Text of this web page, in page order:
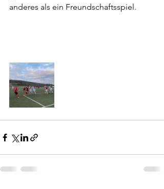
anderes als ein Freundschaftsspiel.